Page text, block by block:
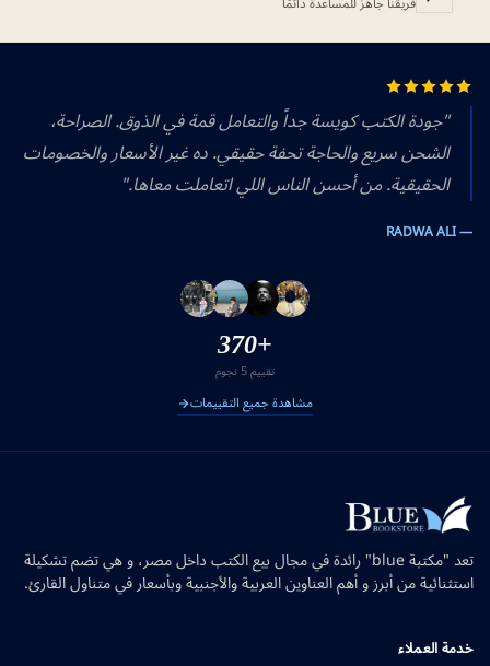
"جودة الكتب كويسة جداً والتعامل قمة في الذوق. الصراحة،
الشحن سريع والحاجة تحفة حقيقي. ده غير الأسعار والخصومات
الحقيقية. من أحسن الناس اللي اتعاملت معاها."
— RADWA ALI
+370
تقييم 5 نجوم
مشاهدة جميع التقييمات
تعد "مكتبة blue" رائدة في مجال بيع الكتب داخل مصر، و هي تضم تشكيلة
استثنائية من أبرز و أهم العناوين العربية والأجنبية وبأسعار في متناول القارئ.
خدمة العملاء